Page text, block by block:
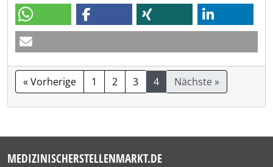
« Vorherige 1 2 3 4 Nächste »
MEDIZINISCHERSTELLENMARKT.DE